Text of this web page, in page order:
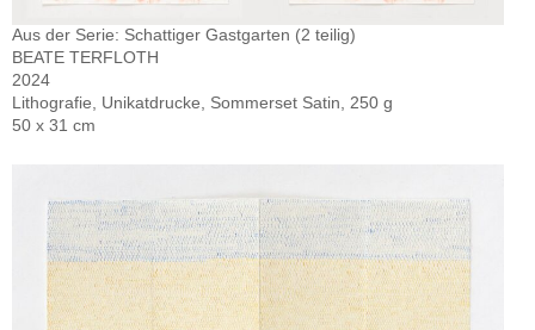
Aus der Serie: Schattiger Gastgarten (2 teilig)
BEATE TERFLOTH
2024
Lithografie, Unikatdrucke, Sommerset Satin, 250 g
50 x 31 cm